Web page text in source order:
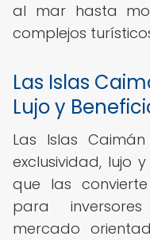
al mar hasta
complejos
Las Islas
Lujo y
Las Islas
exclusividad, lujo
que las
para
mercado